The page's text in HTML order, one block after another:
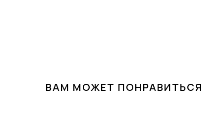
ВАМ МОЖЕТ ПОНРАВИТЬСЯ